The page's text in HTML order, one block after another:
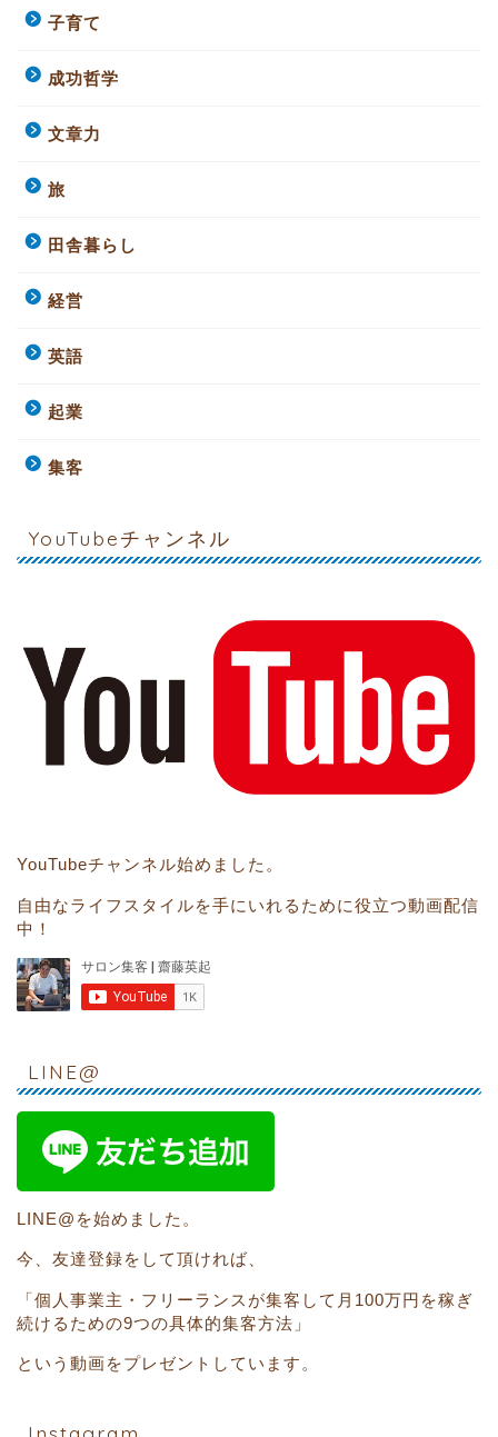
子育て
成功哲学
文章力
旅
田舎暮らし
経営
英語
起業
集客
YouTubeチャンネル
YouTubeチャンネル始めました。
自由なライフスタイルを手にいれるために役立つ動画配信
中！
LINE@
LINE@を始めました。
今、友達登録をして頂ければ、
「個人事業主・フリーランスが集客して月100万円を稼ぎ
続けるための9つの具体的集客方法」
という動画をプレゼントしています。